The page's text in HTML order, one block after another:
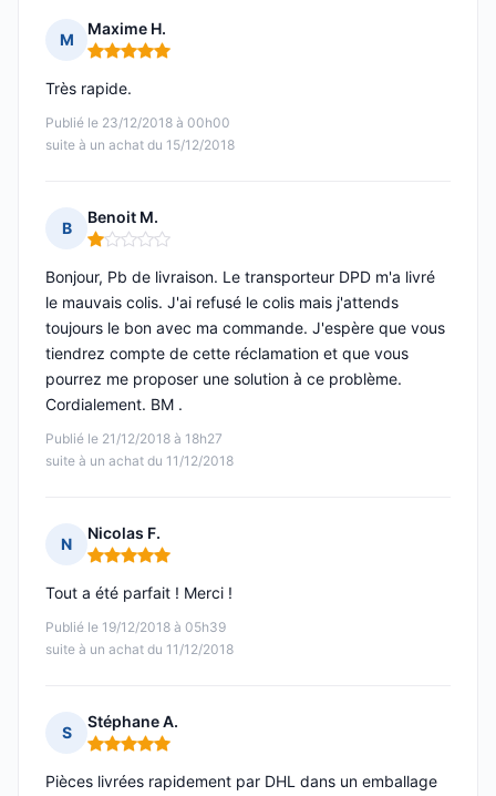
M
Maxime H.
Note : 5 sur 5
Publié le 23/12/2018 à 00h00
suite à un achat du 15/12/2018
Très rapide.
B
Benoit M.
Note : 1 sur 5
Publié le 21/12/2018 à 18h27
suite à un achat du 11/12/2018
Bonjour, Pb de livraison. Le transporteur DPD m'a livré
le mauvais colis. J'ai refusé le colis mais j'attends
toujours le bon avec ma commande. J'espère que vous
tiendrez compte de cette réclamation et que vous
pourrez me proposer une solution à ce problème.
Cordialement. BM .
N
Nicolas F.
Note : 5 sur 5
Publié le 19/12/2018 à 05h39
suite à un achat du 11/12/2018
Tout a été parfait ! Merci !
S
Stéphane A.
Note : 5 sur 5
Pièces livrées rapidement par DHL dans un emballage